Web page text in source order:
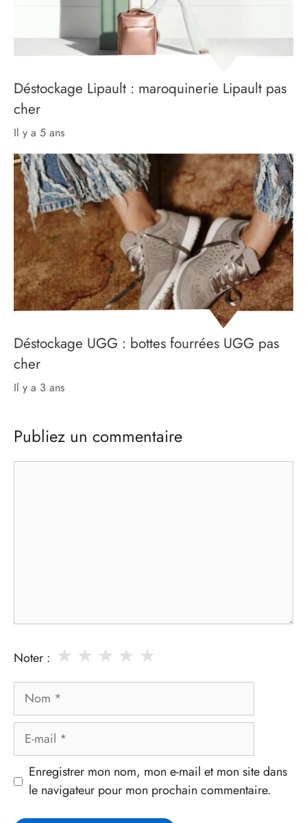
Déstockage Lipault : maroquinerie Lipault pas
cher
il y a 5 ans
Déstockage UGG : bottes fourrées UGG pas
cher
il y a 3 ans
Publiez un commentaire
Noter : ★
★
★
★
★
Nom
Enregistrer mon nom, mon e-mail et mon site dans
le navigateur pour mon prochain commentaire.